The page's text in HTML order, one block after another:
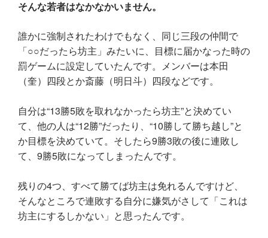
そんな若者はなかなかいません。
誰かに強制されたわけでもなく、同じ三段の仲間で
「○○だったら坊主」みたいに、目標に届かなった時の
罰ゲームに設定していたんです。メンバーは本田
（奎）四段とか斎藤（明日斗）四段などです。
自分は“13勝5敗を取れなかったら坊主”と決めてい
て、他の人は“12勝”だったり、“10勝して勝ち越し”と
か目標を決めていて。そしたら9勝3敗の後に連敗し
て、9勝5敗になってしまったんです。
残りの4つ、すべて勝てば坊主は免れるんですけど、
そんなところで連敗する自分に嫌気がさして「これは
坊主にするしかない」と思ったんです。